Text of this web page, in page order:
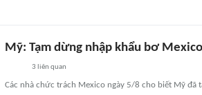
Mỹ: Tạm dừng nhập khẩu bơ
3 liên quan
Các nhà chức trách Mexico ngày 5/8 cho biết Mỹ